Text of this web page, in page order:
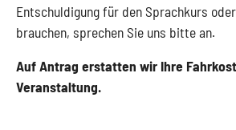
Entschuldigung für den Sprachkurs
brauchen, sprechen Sie uns bitte an.
Auf Antrag erstatten wir Ihre
Veranstaltung.